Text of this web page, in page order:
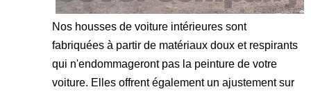
Nos housses de voiture intérieures sont
fabriquées à partir de matériaux doux et respirants
qui n'endommageront pas la peinture de votre
voiture. Elles offrent également un ajustement sur